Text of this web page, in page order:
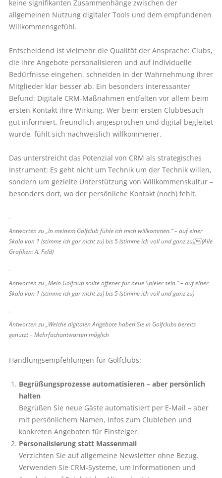
keine signifikanten Zusammenhänge zwischen der
allgemeinen Nutzung digitaler Tools und dem empfundenen
Willkommensgefühl.
Entscheidend ist vielmehr die Qualität der Ansprache: Clubs,
die ihre Angebote personalisieren und auf individuelle
Bedürfnisse eingehen, schneiden in der Wahrnehmung ihrer
Mitglieder klar besser ab. Ein besonders interessanter
Befund: Digitale CRM-Maßnahmen entfalten vor allem beim
ersten Kontakt ihre Wirkung. Wer beim ersten Clubbesuch
gut informiert, freundlich angesprochen und digital begleitet
wurde, fühlt sich nachweislich willkommener.
Das unterstreicht das Potenzial von CRM als strategisches
Instrument: Es geht nicht um Technik um der Technik willen,
sondern um gezielte Unterstützung von Willkommenskultur –
besonders dort, wo der persönliche Kontakt (noch) fehlt.
Antworten zu „In meinem Golfclub fühle ich mich willkommen.“ – auf einer
Skala von 1 (stimme ich gar nicht zu) bis 5 (stimme ich voll und ganz zu) (Alle
Grafiken: A. Feld)
Antworten zu „Mein Golfclub sollte offener für neue Spieler sein.“ – auf einer
Skala von 1 (stimme ich gar nicht zu) bis 5 (stimme ich voll und ganz zu)
Antworten zu „Welche digitalen Angebote haben Sie in Golfclubs bereits
genutzt – Mehrfachantworten möglich
Handlungsempfehlungen für Golfclubs:
Begrüßungsprozesse automatisieren – aber persönlich
halten
Begrüßen Sie neue Gäste automatisiert per E-Mail – aber
mit persönlichem Namen, Infos zum Clubleben und
konkreten Angeboten für Einsteiger.
Personalisierung statt Massenmail
Verzichten Sie auf allgemeine Newsletter ohne Bezug.
Verwenden Sie CRM-Systeme, um Informationen und